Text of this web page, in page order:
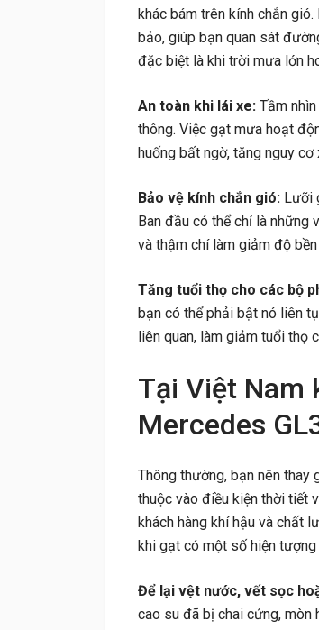
khác bám trên kính chắn
bảo, giúp bạn quan sát
đặc biệt là khi trời mưa lớn
An toàn khi lái xe: Tầm
thông. Việc gạt mưa hoạt
huống bất ngờ, tăng nguy cơ
Bảo vệ kính chắn gió: Lưỡi
Ban đầu có thể chỉ là những
và thậm chí làm giảm độ bền
Tăng tuổi thọ cho các bộ
bạn có thể phải bật nó liên
liên quan, làm giảm tuổi thọ
Tại Việt Nam
Mercedes
Thông thường, bạn nên
thuộc vào điều kiện thời tiết
khách hàng khí hậu và chất
khi gạt có một số hiện tượng
Để lại vệt nước, vết sọc
cao su đã bị chai cứng, mòn